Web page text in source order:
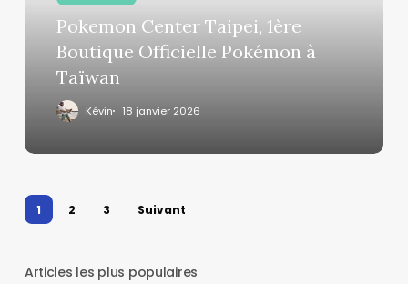
Pokémon
Taïwan
Pokemon Center Taipei, 1ère
Boutique Officielle Pokémon à
Taïwan
Kévin 18 janvier 2026
1 2 3 Suivant
Articles les plus populaires